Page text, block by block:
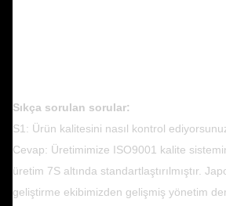
Sıkça sorulan sorular:
S1: Ürün kalitesini nasıl kontrol
Cevap: Üretimimize ISO9001 kalite
üretim 7S altında standartlaştırılmıştır.
geliştirme ekibimizden gelişmiş yönetim